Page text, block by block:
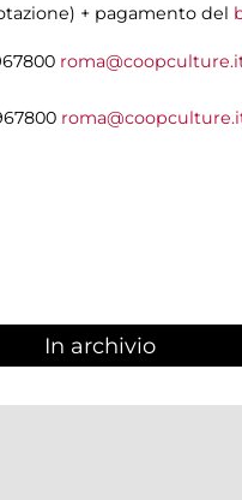
+ pagamento del
In archivio